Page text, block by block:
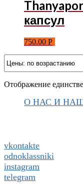
капсул
750.00 Р
Отображение
О НАС И
vkontakte
odnoklassniki
instagram
telegram